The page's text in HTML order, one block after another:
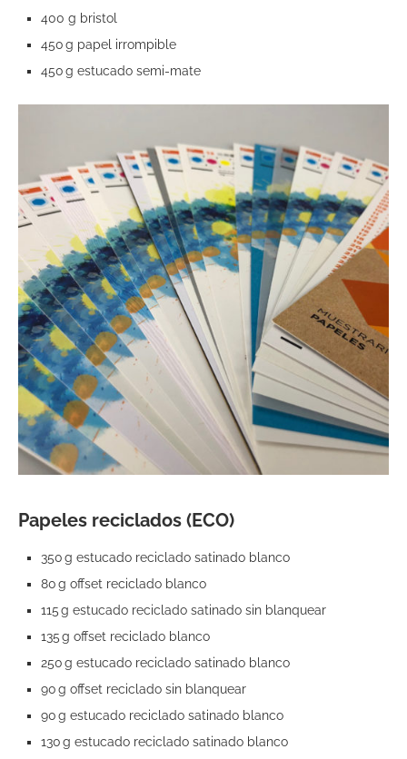
400 g bristol
450 g papel irrompible
450 g estucado semi-mate
Papeles reciclados (ECO)
350 g estucado reciclado satinado blanco
80 g offset reciclado blanco
115 g estucado reciclado satinado sin blanquear
135 g offset reciclado blanco
250 g estucado reciclado satinado blanco
90 g offset reciclado sin blanquear
90 g estucado reciclado satinado blanco
130 g estucado reciclado satinado blanco